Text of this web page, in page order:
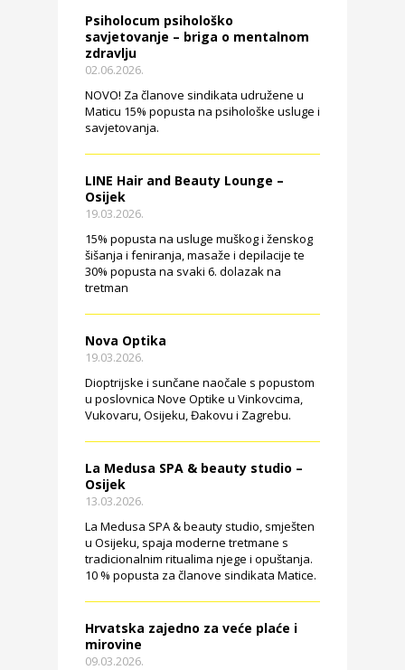
Psiholocum psihološko
savjetovanje – briga o mentalnom
zdravlju
02.06.2026.
NOVO! Za članove sindikata udružene u
Maticu 15% popusta na psihološke usluge i
savjetovanja.
LINE Hair and Beauty Lounge –
Osijek
19.03.2026.
15% popusta na usluge muškog i ženskog
šišanja i feniranja, masaže i depilacije te
30% popusta na svaki 6. dolazak na
tretman
Nova Optika
19.03.2026.
Dioptrijske i sunčane naočale s popustom
u poslovnica Nove Optike u Vinkovcima,
Vukovaru, Osijeku, Đakovu i Zagrebu.
La Medusa SPA & beauty studio –
Osijek
13.03.2026.
La Medusa SPA & beauty studio, smješten
u Osijeku, spaja moderne tretmane s
tradicionalnim ritualima njege i opuštanja.
10 % popusta za članove sindikata Matice.
Hrvatska zajedno za veće plaće i
mirovine
09.03.2026.